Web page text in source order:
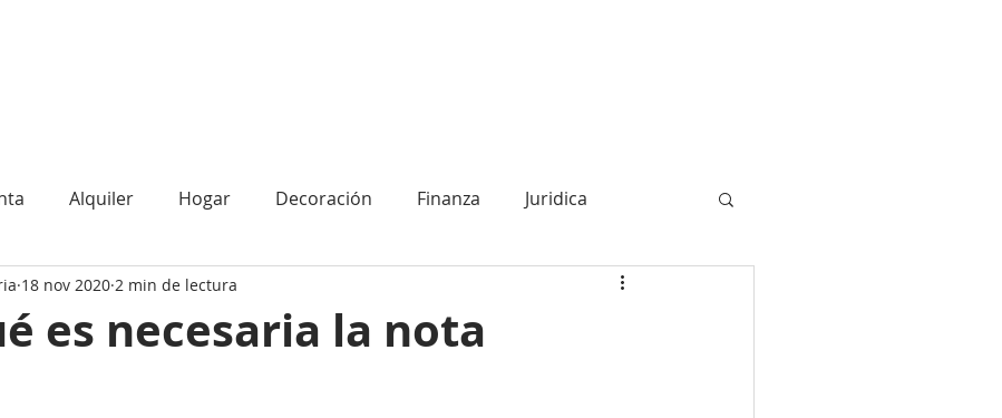
Alquiler Hogar Decoración Finanza Juridica
es necesaria la nota
18 nov 2020 2 min de lectura